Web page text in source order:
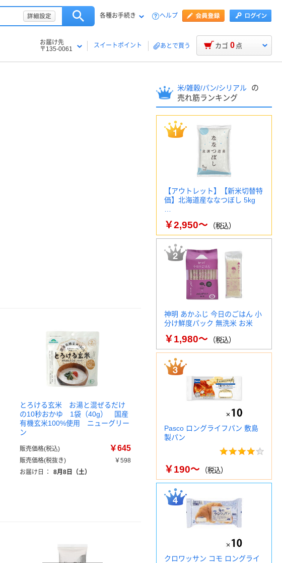
詳細設定 各種お手続き ヘルプ
お届け先
〒135-0061
スイートポイント あとで買う カゴ 0 点
とろける玄米 お湯と混ぜるだけ
の10秒おかゆ 1袋（40g） 国産
有機玄米100%使用 ニューグリー
ン
販売価格(税込) ￥645
販売価格(税抜き)
￥598
お届け日
： 8月8日（土）
米/雑穀/パン/シリアル
の
売れ筋ランキング
【アウトレット】【新米切替特
価】北海道産ななつぼし 5kg
￥2,950～ （税込）
神明 あかふじ 今日のごはん 小
分け鮮度パック 無洗米 お米
￥1,980～ （税込）
Pasco ロングライフパン 敷島
製パン
￥190～ （税込）
クロワッサン コモ ロングライ